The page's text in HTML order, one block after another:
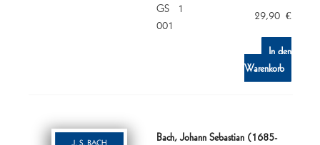
GS 1
001
29,90 €
In den
Warenkorb
Bach, Johann Sebastian (1685-